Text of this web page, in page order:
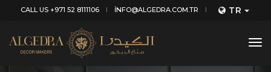
CALL US +971 52 8111106 INFO@ALGEDRA.COM.TR TR